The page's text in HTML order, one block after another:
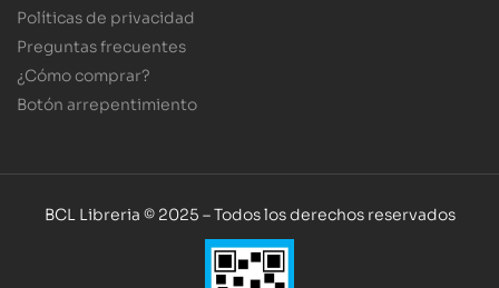
Políticas de privacidad
Preguntas frecuentes
¿Cómo comprar?
Botón arrepentimiento
BCL Libreria © 2025 – Todos los derechos reservados